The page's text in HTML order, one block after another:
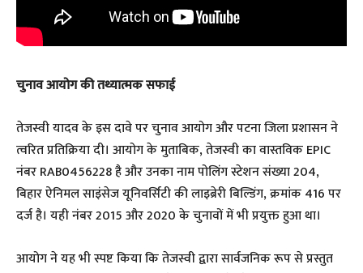
चुनाव आयोग की तथ्यात्मक सफाई
तेजस्वी यादव के इस दावे पर चुनाव आयोग और पटना जिला प्रशासन ने
त्वरित प्रतिक्रिया दी। आयोग के मुताबिक, तेजस्वी का वास्तविक EPIC
नंबर RAB0456228 है और उनका नाम पोलिंग स्टेशन संख्या 204,
बिहार ऐनिमल साइंसेज यूनिवर्सिटी की लाइब्रेरी बिल्डिंग, क्रमांक 416 पर
दर्ज है। यही नंबर 2015 और 2020 के चुनावों में भी प्रयुक्त हुआ था।
आयोग ने यह भी स्पष्ट किया कि तेजस्वी द्वारा सार्वजनिक रूप से प्रस्तुत